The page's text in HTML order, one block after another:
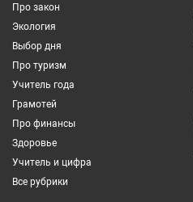
Про закон
Экология
Выбор дня
Про туризм
Учитель года
Грамотей
Про финансы
Здоровье
Учитель и цифра
Все рубрики